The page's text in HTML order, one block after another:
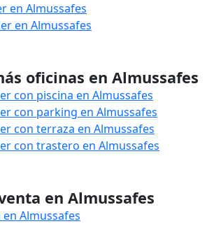
en Almussafes
en Almussafes
oficinas en Almussafes
con piscina en Almussafes
con parking en Almussafes
con terraza en Almussafes
con trastero en Almussafes
en Almussafes
Almussafes